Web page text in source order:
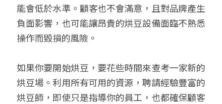
能會低於水準。顧客也不會滿意，且對品牌產生
負面影響，也可能讓昂貴的烘豆設備面臨不熟悉
操作而毀損的風險。
如果你要開始烘豆，要花些時間來查考一家新的
烘豆場。利用所有可用的資源，聘請經驗豐富的
烘豆師，即使只是指導你的員工，也都確保顧客